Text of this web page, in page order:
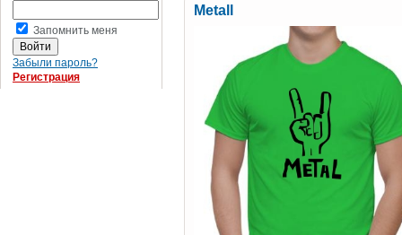
Запомнить меня
Забыли пароль?
Регистрация
Metall